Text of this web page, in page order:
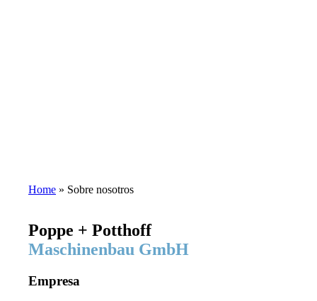
Home » Sobre nosotros
Poppe + Potthoff
Maschinenbau GmbH
Empresa